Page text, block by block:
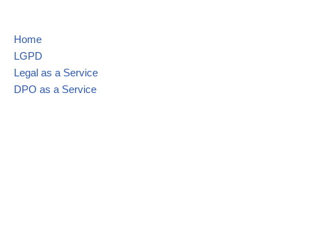
Home
LGPD
Legal as a Service
DPO as a Service